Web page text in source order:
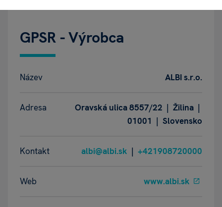
GPSR - Výrobca
Název ALBI s.r.o.
Adresa
Oravská ulica 8557/22 | Žilina |
01001 | Slovensko
Kontakt albi@albi.sk | +421908720000
Web www.albi.sk